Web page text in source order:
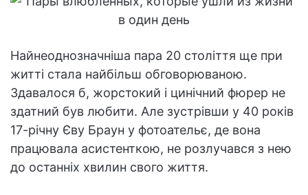
Найнеоднозначніша пара 20 століття ще при
житті стала найбільш обговорюваною.
Здавалося б, жорстокий і цинічний фюрер не
здатний був любити. Але зустрівши у 40 років
17-річну Єву Браун у фотоательє, де вона
працювала асистенткою, не розлучався з нею
до останніх хвилин свого життя.